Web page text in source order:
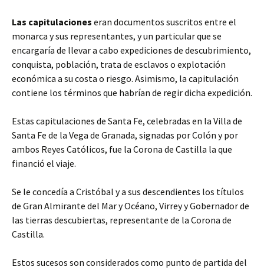
Las capitulaciones eran documentos suscritos entre el
monarca y sus representantes, y un particular que se
encargaría de llevar a cabo expediciones de descubrimiento,
conquista, población, trata de esclavos o explotación
económica a su costa o riesgo. Asimismo, la capitulación
contiene los términos que habrían de regir dicha expedición.
Estas capitulaciones de Santa Fe, celebradas en la Villa de
Santa Fe de la Vega de Granada, signadas por Colón y por
ambos Reyes Católicos, fue la Corona de Castilla la que
financió el viaje.
Se le concedía a Cristóbal y a sus descendientes los títulos
de Gran Almirante del Mar y Océano, Virrey y Gobernador de
las tierras descubiertas, representante de la Corona de
Castilla.
Estos sucesos son considerados como punto de partida del